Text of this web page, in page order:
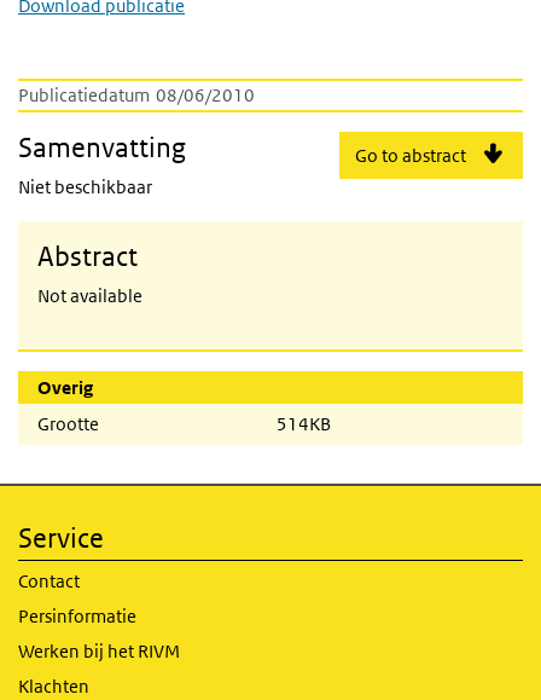
Publicatiedatum 08/06/2010
Go to abstract
Samenvatting
Niet beschikbaar
Abstract
Not available
Overig
Grootte
514KB
Download publicatie
Service
Contact
Persinformatie
Werken bij het RIVM
Klachten